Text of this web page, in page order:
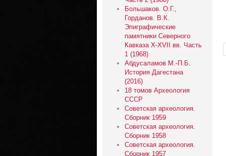
Большаков. О.Г.,
Горданов. В.К.
Эпиграфические
памятники Северного
Кавказа X-XVII вв. Часть
1 (1968)
Абдусаламов М.-П.Б.
История Дагестана
(2016)
18 томов Археология
СССР
Советская археология.
Сборник 1959
Советская археология.
Сборник 1958
Советская археология.
Сборник 1957